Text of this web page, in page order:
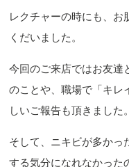
レクチャーの時にも、お
くだいました。
今回のご来店ではお友達
のことや、職場で「キレ
しいご報告も頂きました。
そして、ニキビが多かっ
する気分になれなかった